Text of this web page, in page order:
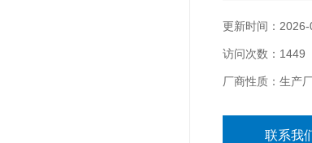
20吨，25吨，
更新时间：2026-
访问次数：1449
厂商性质：生产
联系我